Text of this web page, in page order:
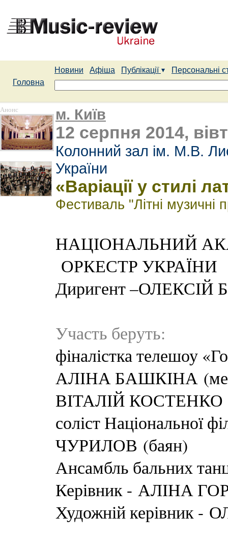
Новини Афіша Публікації
Персональні
Головна
Анонс м. Київ
12 серпня 2014,
Колонний зал ім. М.В.
України
«Варіації у стилі
Фестиваль "Літні музичні
НАЦІОНАЛЬНИЙ
ОРКЕСТР УКРАЇНИ
Диригент
Участь беруть:
фіналістка телешоу
АЛІНА БАШКІНА
ВІТАЛІЙ
соліст Національної
ЧУРИЛОВ (баян)
Ансамбль бальних
Керівник - АЛІНА
Художній керівник